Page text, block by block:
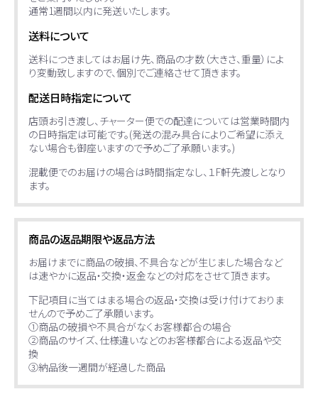
通常1週間以内に発送いたします。
送料について
送料につきましてはお届け先、商品の才数（大きさ、重量）によ
り変動致しますので、個別でご連絡させて頂きます。
配送日時指定について
店頭お引き渡し、チャーター便での配達については営業時間内
の日時指定は可能です。(発送の混み具合によりご希望に添え
ない場合も御座いますので予めご了承願います。)
混載便でのお届けの場合は時間指定なし、１F軒先渡しとなり
ます。
商品の返品期限や返品方法
お届けまでに商品の破損、不具合などが生じました場合など
は速やかに返品・交換・返金などの対応をさせて頂きます。
下記項目に当てはまる場合の返品・交換は受け付けておりま
せんので予めご了承願います。
①商品の破損や不具合がなくお客様都合の場合
②商品のサイズ、仕様違いなどのお客様都合による返品や交
換
③納品後一週間が経過した商品